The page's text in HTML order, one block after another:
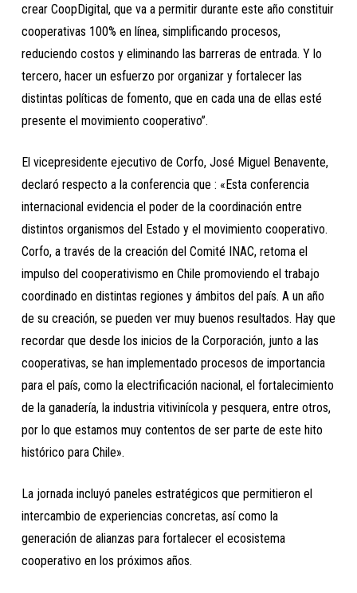
crear CoopDigital, que va a permitir durante este año constituir
cooperativas 100% en línea, simplificando procesos,
reduciendo costos y eliminando las barreras de entrada. Y lo
tercero, hacer un esfuerzo por organizar y fortalecer las
distintas políticas de fomento, que en cada una de ellas esté
presente el movimiento cooperativo”.
El vicepresidente ejecutivo de Corfo, José Miguel Benavente,
declaró respecto a la conferencia que : «Esta conferencia
internacional evidencia el poder de la coordinación entre
distintos organismos del Estado y el movimiento cooperativo.
Corfo, a través de la creación del Comité INAC, retoma el
impulso del cooperativismo en Chile promoviendo el trabajo
coordinado en distintas regiones y ámbitos del país. A un año
de su creación, se pueden ver muy buenos resultados. Hay que
recordar que desde los inicios de la Corporación, junto a las
cooperativas, se han implementado procesos de importancia
para el país, como la electrificación nacional, el fortalecimiento
de la ganadería, la industria vitivinícola y pesquera, entre otros,
por lo que estamos muy contentos de ser parte de este hito
histórico para Chile».
La jornada incluyó paneles estratégicos que permitieron el
intercambio de experiencias concretas, así como la
generación de alianzas para fortalecer el ecosistema
cooperativo en los próximos años.